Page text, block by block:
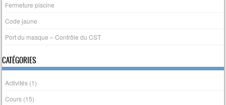
Fermeture piscine
Code jaune
Port du masque – Contrôle du CST
CATÉGORIES
Activités (1)
Cours (15)